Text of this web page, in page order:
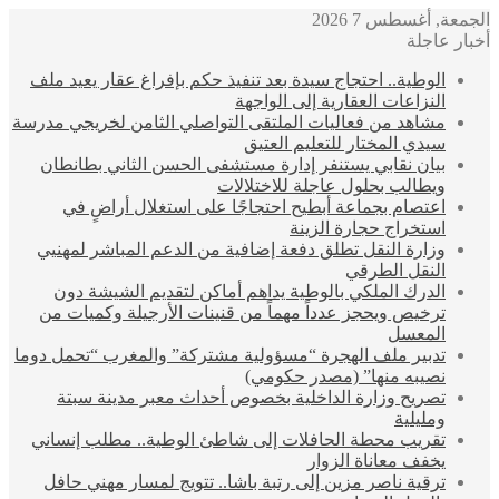
الجمعة, أغسطس 7 2026
أخبار عاجلة
الوطية.. احتجاج سيدة بعد تنفيذ حكم بإفراغ عقار يعيد ملف
النزاعات العقارية إلى الواجهة
مشاهد من فعاليات الملتقى التواصلي الثامن لخريجي مدرسة
سيدي المختار للتعليم العتيق
بيان نقابي يستنفر إدارة مستشفى الحسن الثاني بطانطان
ويطالب بحلول عاجلة للاختلالات
اعتصام بجماعة أبطيح احتجاجًا على استغلال أراضٍ في
استخراج حجارة الزينة
وزارة النقل تطلق دفعة إضافية من الدعم المباشر لمهنيي
النقل الطرقي
الدرك الملكي بالوطية يداهم أماكن لتقديم الشيشة دون
ترخيص ويحجز عدداً مهماً من قنينات الأرجيلة وكميات من
المعسل
تدبير ملف الهجرة “مسؤولية مشتركة” والمغرب “تحمل دوما
نصيبه منها” (مصدر حكومي)
تصريح وزارة الداخلية بخصوص أحداث معبر مدينة سبتة
ومليلية
تقريب محطة الحافلات إلى شاطئ الوطية.. مطلب إنساني
يخفف معاناة الزوار
ترقية ناصر مزين إلى رتبة باشا.. تتويج لمسار مهني حافل